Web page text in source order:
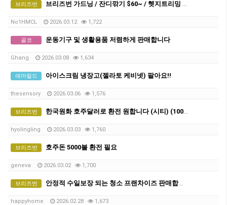
브리즈번 브리즈번 가드닝 / 잔디깎기 $60~ / 헷지트리밍 / 터프 시공
No1HMCL 2026.03.12 1,722
골코 운동기구 및 생활용품 저렴하게 판매합니다
Ghang 2026.03.08 1,634
애머럴드 아이스크림 냉장고(젤라토 케비넷) 팔아요!!
thesensory 2026.03.06 1,576
브리즈번 한국원화 호주달러로 환전 원합니다 (시티) (1000불)
hyolingling 2026.03.03 1,760
브리즈번 호주돈 5000불 환전 필요
geneva 2026.03.02 1,700
브리즈번 안정적 수일보장 되는 청소 프랜차이즈 판매합니다 -만불 (네고가능)
happyhome 2026.02.28 1,673